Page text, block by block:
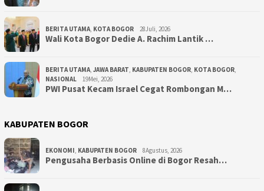
BERITA UTAMA, KOTA BOGOR 28Juli, 2026
‎Wali Kota Bogor Dedie A. Rachim Lantik …
BERITA UTAMA, JAWA BARAT, KABUPATEN BOGOR, KOTA BOGOR,
NASIONAL
19Mei, 2026
PWI Pusat Kecam Israel Cegat Rombongan M…
KABUPATEN BOGOR
EKONOMI, KABUPATEN BOGOR 8Agustus, 2026
Pengusaha Berbasis Online di Bogor Resah…